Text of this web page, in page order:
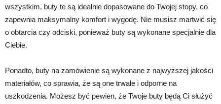
wszystkim, buty te są idealnie dopasowane do Twojej stopy, co
zapewnia maksymalny komfort i wygodę. Nie musisz martwić się
o obtarcia czy odciski, ponieważ buty są wykonane specjalnie dla
Ciebie.
Ponadto, buty na zamówienie są wykonane z najwyższej jakości
materiałów, co sprawia, że są one trwałe i odporne na
uszkodzenia. Możesz być pewien, że Twoje buty będą Ci służyć